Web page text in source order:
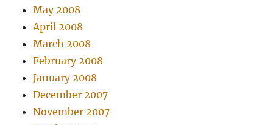
May 2008
April 2008
March 2008
February 2008
January 2008
December 2007
November 2007